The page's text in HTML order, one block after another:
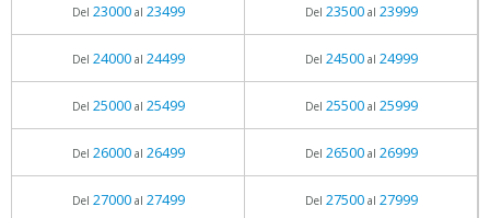
Del 23000al 23499 Del 23500al 23999
Del 24000al 24499 Del 24500al 24999
Del 25000al 25499 Del 25500al 25999
Del 26000al 26499 Del 26500al 26999
Del 27000al 27499 Del 27500al 27999